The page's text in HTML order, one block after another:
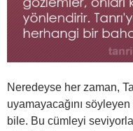
Neredeyse her zaman,
uyamayacağını
bile. Bu cümleyi